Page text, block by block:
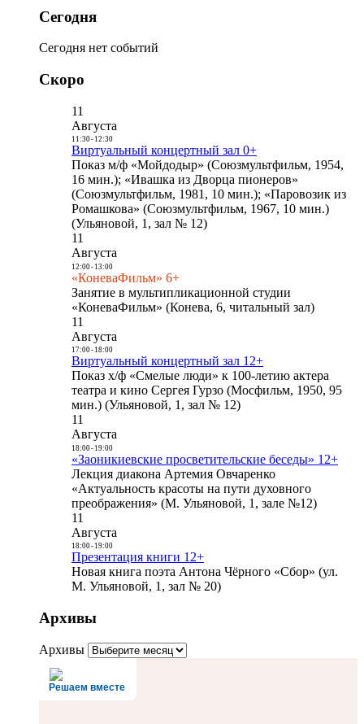
Сегодня
Сегодня нет событий
Скоро
11
Августа
11:30- 12:30
Виртуальный концертный зал 0+
Показ м/ф «Мойдодыр» (Союзмультфильм, 1954,
16 мин.); «Ивашка из Дворца пионеров»
(Союзмультфильм, 1981, 10 мин.); «Паровозик из
Ромашкова» (Союзмультфильм, 1967, 10 мин.)
(Ульяновой, 1, зал № 12)
11
Августа
12:00- 13:00
«КоневаФильм» 6+
Занятие в мультипликационной студии
«КоневаФильм» (Конева, 6, читальный зал)
11
Августа
17:00- 18:00
Виртуальный концертный зал 12+
Показ х/ф «Смелые люди» к 100-летию актера
театра и кино Сергея Гурзо (Мосфильм, 1950, 95
мин.) (Ульяновой, 1, зал № 12)
11
Августа
18:00- 19:00
«Заоникиевские просветительские беседы» 12+
Лекция диакона Артемия Овчаренко
«Актуальность красоты на пути духовного
преображения» (М. Ульяновой, 1, зале №12)
11
Августа
18:00- 19:00
Презентация книги 12+
Новая книга поэта Антона Чёрного «Сбор» (ул.
М. Ульяновой, 1, зал № 20)
Архивы
Архивы
Решаем вместе